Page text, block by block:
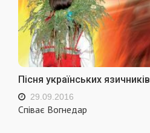
Пісня українських язичників
29.09.2016
Співає Вогнедар